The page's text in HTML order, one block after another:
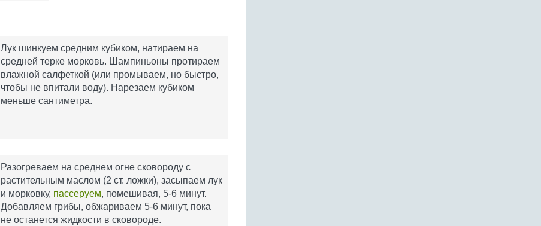
Лук шинкуем средним кубиком, натираем на
средней терке морковь. Шампиньоны протираем
влажной салфеткой (или промываем, но быстро,
чтобы не впитали воду). Нарезаем кубиком
меньше сантиметра.
Разогреваем на среднем огне сковороду с
растительным маслом (2 ст. ложки), засыпаем лук
и морковку, пассеруем, помешивая, 5-6 минут.
Добавляем грибы, обжариваем 5-6 минут, пока
не останется жидкости в сковороде.